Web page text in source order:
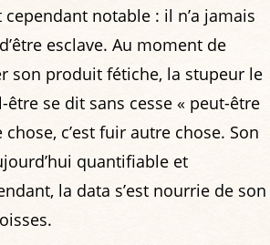
notable : il n’a jamais
esclave. Au moment de
son produit fétiche, la stupeur le
être se dit sans cesse « peut-être
c’est fuir autre chose. Son
quantifiable et
la data s’est nourrie de son